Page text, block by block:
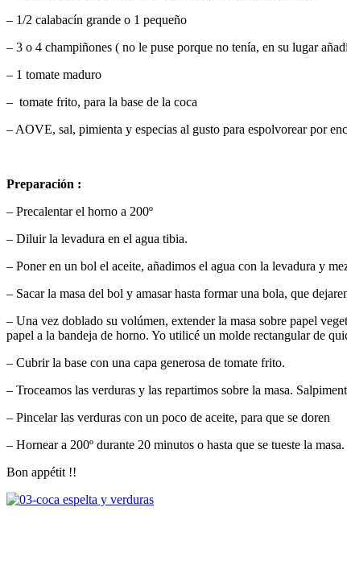
– 1/2 calabacín grande o 1 pequeño
– 3 o 4 champiñones ( no le puse porque no tenía, en su lugar
– 1 tomate maduro
– tomate frito, para la base de la coca
– AOVE, sal, pimienta y especias al gusto para espolvorear por
Preparación :
– Precalentar el horno a 200º
– Diluir la levadura en el agua tibia.
– Poner en un bol el aceite, añadimos el agua con la levadura y
– Sacar la masa del bol y amasar hasta formar una bola, que
– Una vez doblado su volúmen, extender la masa sobre papel
papel a la bandeja de horno. Yo utilicé un molde rectangular de
– Cubrir la base con una capa generosa de tomate frito.
– Troceamos las verduras y las repartimos sobre la masa.
– Pincelar las verduras con un poco de aceite, para que se doren
– Hornear a 200º durante 20 minutos o hasta que se tueste la masa.
Bon appétit !!